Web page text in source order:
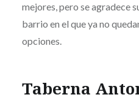
mejores, pero se agradece
barrio en el que ya no
opciones.
Taberna